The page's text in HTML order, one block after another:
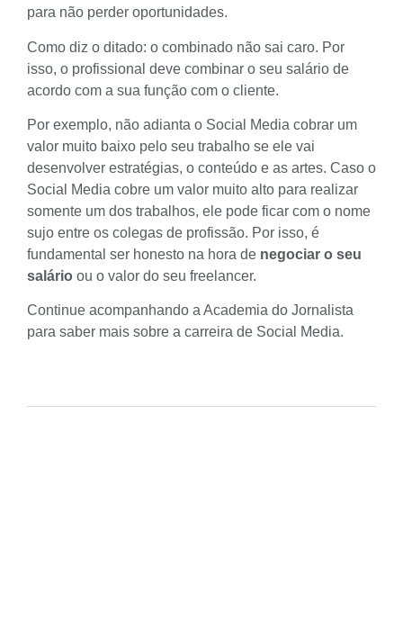
para não perder oportunidades.
Como diz o ditado: o combinado não sai caro. Por
isso, o profissional deve combinar o seu salário de
acordo com a sua função com o cliente.
Por exemplo, não adianta o Social Media cobrar um
valor muito baixo pelo seu trabalho se ele vai
desenvolver estratégias, o conteúdo e as artes. Caso o
Social Media cobre um valor muito alto para realizar
somente um dos trabalhos, ele pode ficar com o nome
sujo entre os colegas de profissão. Por isso, é
fundamental ser honesto na hora de negociar o seu
salário ou o valor do seu freelancer.
Continue acompanhando aAcademia do Jornalista
para saber mais sobre a carreira de Social Media.